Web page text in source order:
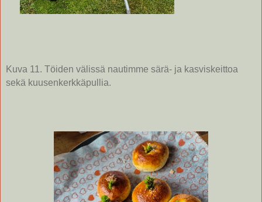
Kuva 11. Töiden välissä nautimme särä- ja kasviskeittoa
sekä kuusenkerkkäpullia.